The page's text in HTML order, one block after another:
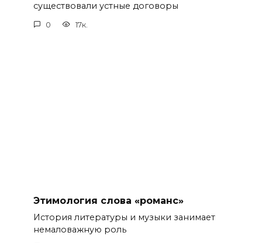
существовали устные договоры
0 17к.
Этимология слова «романс»
История литературы и музыки занимает
немаловажную роль